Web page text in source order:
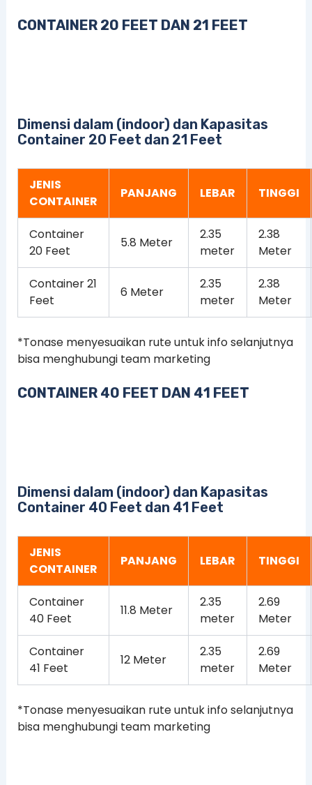
CONTAINER 20 FEET DAN 21 FEET
Dimensi dalam (indoor) dan Kapasitas
Container 20 Feet dan 21 Feet
JENIS
CONTAINER
PANJANG LEBAR TINGGI
Container
20 Feet
5.8 Meter
2.35
meter
2.38
Meter
Container 21
Feet
6 Meter
2.35
meter
2.38
Meter
*Tonase menyesuaikan rute untuk info selanjutnya
bisa menghubungi team marketing
CONTAINER 40 FEET DAN 41 FEET
Dimensi dalam (indoor) dan Kapasitas
Container 40 Feet dan 41 Feet
JENIS
CONTAINER
PANJANG LEBAR TINGGI
Container
40 Feet
11.8 Meter
2.35
meter
2.69
Meter
Container
41 Feet
12 Meter
2.35
meter
2.69
Meter
*Tonase menyesuaikan rute untuk info selanjutnya
bisa menghubungi team marketing